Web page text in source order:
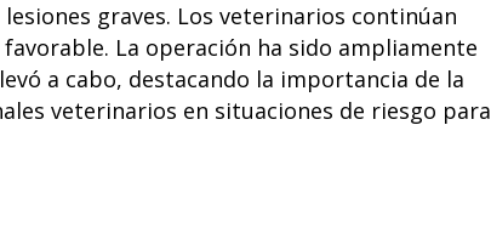
graves. Los veterinarios continúan
La operación ha sido ampliamente
a cabo, destacando la importancia de la
veterinarios en situaciones de riesgo para